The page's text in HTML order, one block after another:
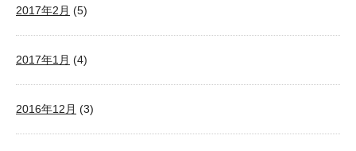
2017年2月 (5)
2017年1月 (4)
2016年12月 (3)